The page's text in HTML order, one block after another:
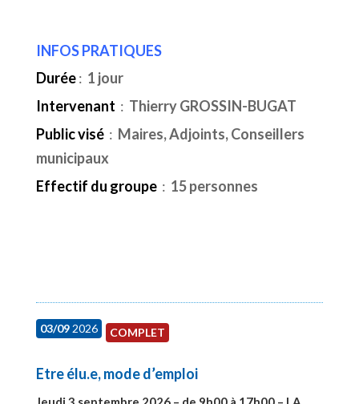
INFOS PRATIQUES
Durée: 1 jour
Intervenant : Thierry GROSSIN-BUGAT
Public visé : Maires, Adjoints, Conseillers
municipaux
Effectif du groupe: 15 personnes
03/092026 COMPLET
Etre élu.e, mode d’emploi